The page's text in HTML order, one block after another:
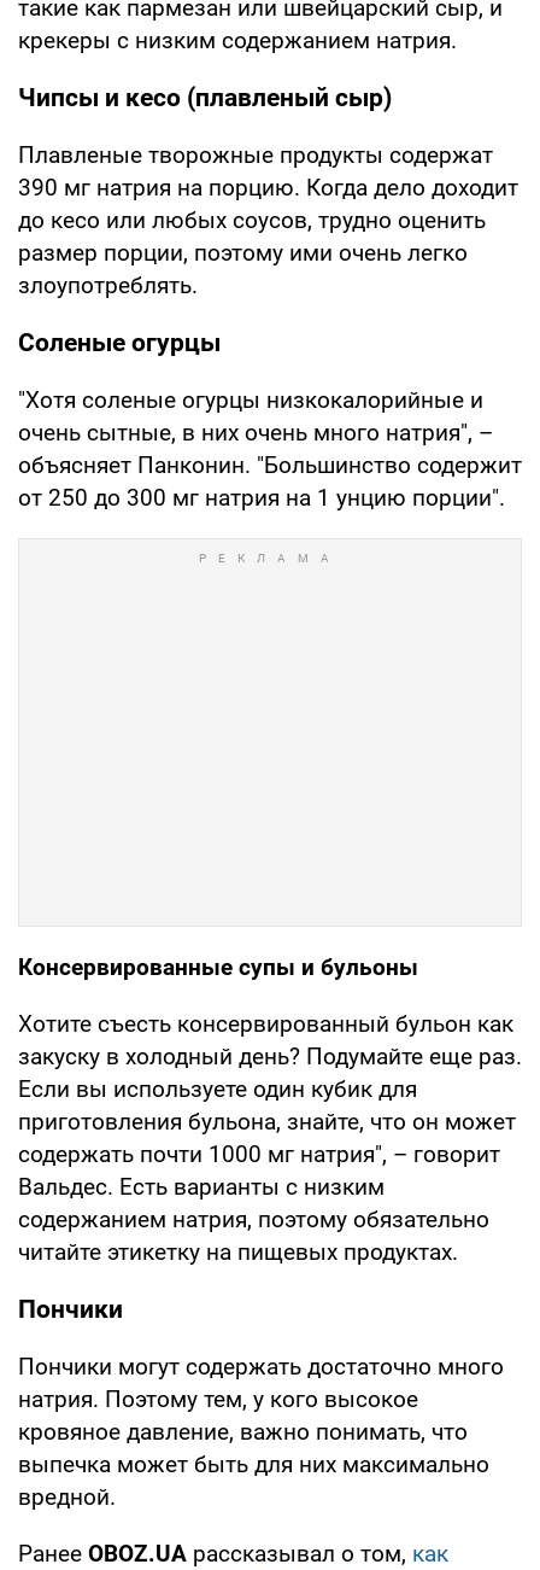
такие как пармезан или швейцарский сыр, и
крекеры с низким содержанием натрия.
Чипсы и кесо (плавленый сыр)
Плавленые творожные продукты содержат
390 мг натрия на порцию. Когда дело доходит
до кесо или любых соусов, трудно оценить
размер порции, поэтому ими очень легко
злоупотреблять.
Соленые огурцы
"Хотя соленые огурцы низкокалорийные и
очень сытные, в них очень много натрия", –
объясняет Панконин. "Большинство содержит
от 250 до 300 мг натрия на 1 унцию порции".
Консервированные супы и бульоны
Хотите съесть консервированный бульон как
закуску в холодный день? Подумайте еще раз.
Если вы используете один кубик для
приготовления бульона, знайте, что он может
содержать почти 1000 мг натрия", – говорит
Вальдес. Есть варианты с низким
содержанием натрия, поэтому обязательно
читайте этикетку на пищевых продуктах.
Пончики
Пончики могут содержать достаточно много
натрия. Поэтому тем, у кого высокое
кровяное давление, важно понимать, что
выпечка может быть для них максимально
вредной.
Ранее OBOZ.UA рассказывал о том, как